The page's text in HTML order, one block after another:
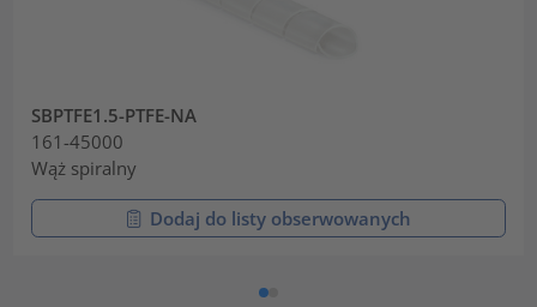
SBPTFE1.5-PTFE-NA
161-45000
Wąż spiralny
Dodaj do listy obserwowanych